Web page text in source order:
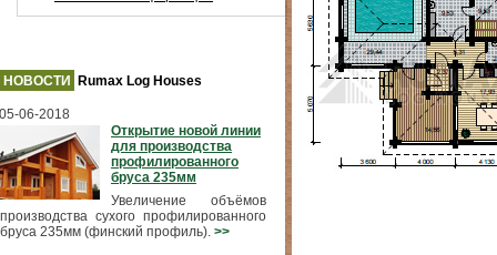
НОВОСТИ Rumax Log Houses
05-06-2018
Открытие новой линии
для производства
профилированного
бруса 235мм
Увеличение объёмов
производства сухого профилированного
бруса 235мм (финский профиль). >>